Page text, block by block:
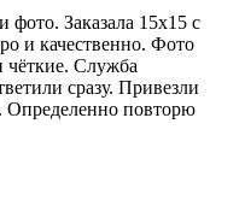
фото. Заказала 15х15 с
и качественно. Фото
чёткие. Служба
сразу. Привезли
Определенно повторю